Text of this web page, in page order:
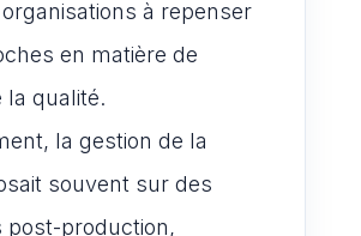
à repenser
en matière de
la qualité.
la gestion de la
souvent sur des
post-production,